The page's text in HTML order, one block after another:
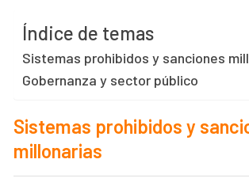
Índice de temas
Sistemas prohibidos y sanciones
Gobernanza y sector público
Sistemas prohibidos y
millonarias